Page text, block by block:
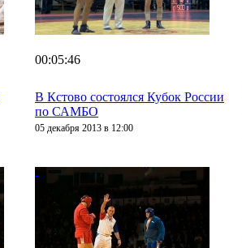
00:05:46
В Кстово состоялся Кубок России
по САМБО
05 декабря 2013 в 12:00